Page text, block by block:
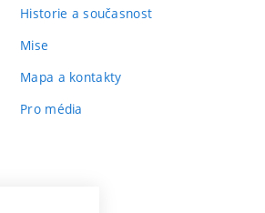
Historie a současnost
Mise
Mapa a kontakty
Pro média